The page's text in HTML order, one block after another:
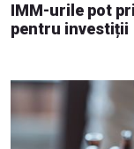
IMM-urile pot
pentru investiții